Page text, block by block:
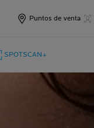
Puntos de venta
SPOTSCAN+